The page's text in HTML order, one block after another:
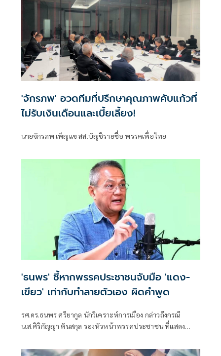
'จักรภพ' อวดทีมที่ปรึกษาคุณภาพคับแก้วที่
ไม่รับเงินเดือนและเบี้ยเลี้ยง!
นายจักรภพ เพ็ญแข สส.บัญชีรายชื่อ พรรคเพื่อไทย
'ธนพร' ชี้หากพรรคประชาชนจับมือ 'แดง-
เขียว' เท่ากับทำลายตัวเอง ผิดคำพูด
รศ.ดร.ธนพร ศรียากูล นักวิเคราะห์การเมือง กล่าวถึงกรณี
น.ส.ศิริกัญญา ตันสกุล รองหัวหน้าพรรคประชาชน ที่แสดง
พรรคภูมิใจไทย ก็จำเป็นต้องพูดคุยกับพรรคประชาชนด้วยว่า